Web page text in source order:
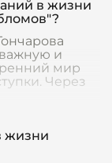
в жизни
и
мир
Через
жизни